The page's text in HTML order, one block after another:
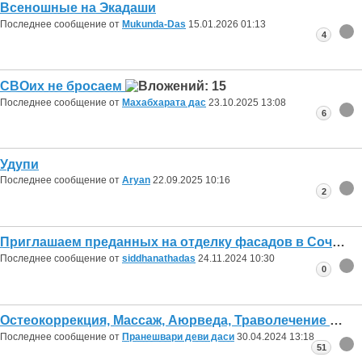
Всеношные на Экадаши
Последнее сообщение от Mukunda-Das 15.01.2026 01:13
4
СВОих не бросаем
Последнее сообщение от Махабхарата дас 23.10.2025 13:08
6
Удупи
Последнее сообщение от Aryan 22.09.2025 10:16
2
Приглашаем преданных на отделку фасадов в Сочи
Последнее сообщение от siddhanathadas 24.11.2024 10:30
0
Остеокоррекция, Массаж, Аюрведа, Траволечение
Последнее сообщение от Пранешвари деви даси 30.04.2024 13:18
51